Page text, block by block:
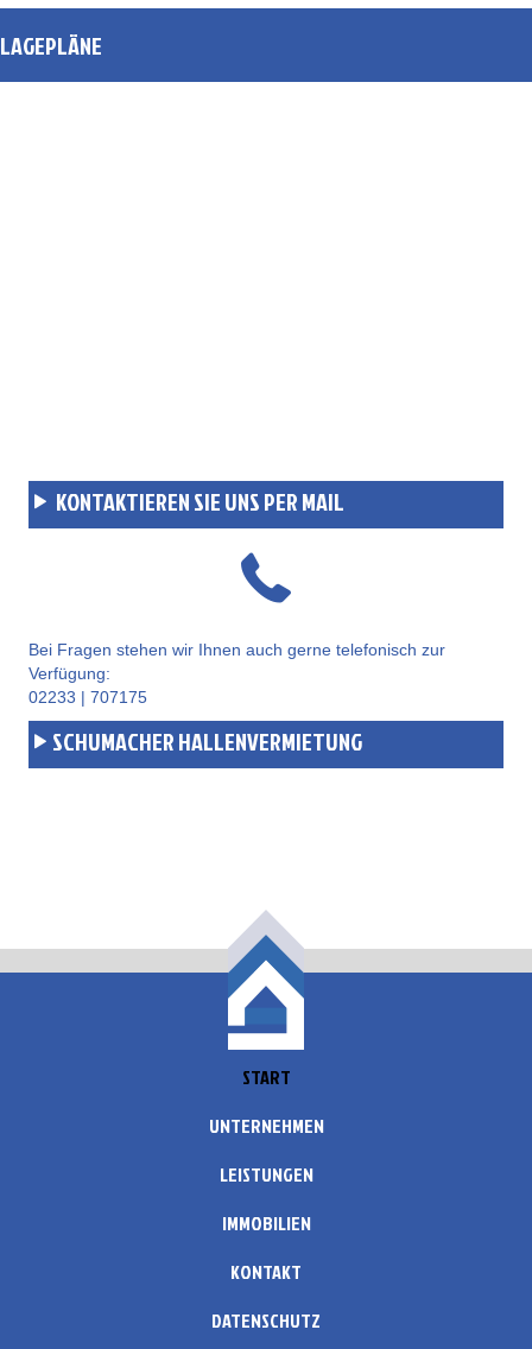
LAGEPLÄNE
KONTAKTIEREN SIE UNS PER MAIL
Bei Fragen stehen wir Ihnen auch gerne telefonisch zur
Verfügung:
02233 | 707175
SCHUMACHER HALLENVERMIETUNG
START
UNTERNEHMEN
LEISTUNGEN
IMMOBILIEN
KONTAKT
DATENSCHUTZ